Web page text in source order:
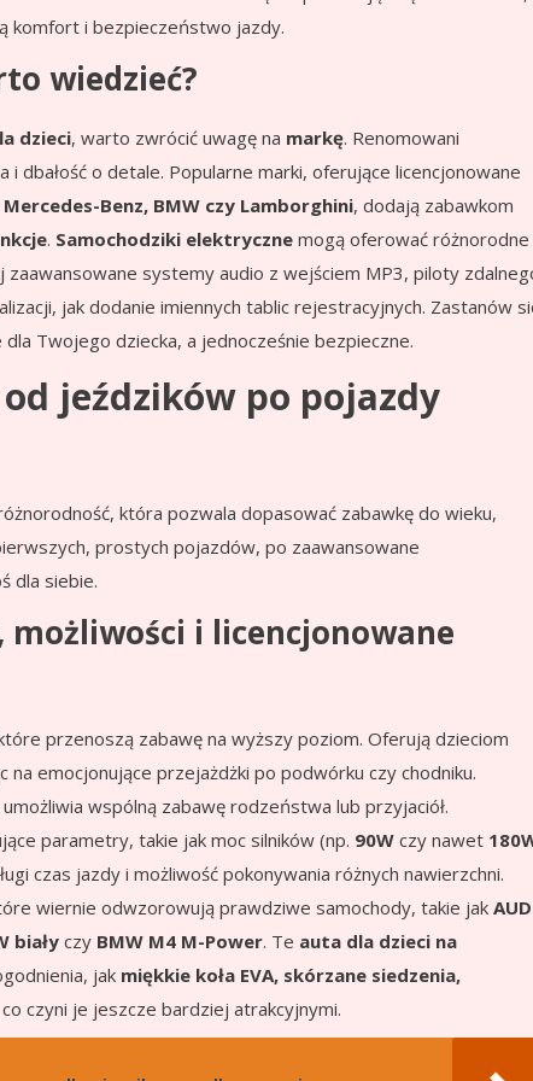
komfort i bezpieczeństwo jazdy.
wiedzieć?
dzieci, warto zwrócić uwagę na markę. Renomowani
dbałość o detale. Popularne marki, oferujące licencjonowane
Mercedes-Benz, BMW czy Lamborghini, dodają zabawkom
. Samochodziki elektryczne mogą oferować różnorodne
systemy audio z wejściem MP3, piloty
jak dodanie imiennych tablic rejestracyjnych. Zastanów
Twojego dziecka, a jednocześnie bezpieczne.
jeździków po pojazdy
która pozwala dopasować zabawkę do wieku,
prostych pojazdów, po zaawansowane
dla siebie.
i licencjonowane
przenoszą zabawę na wyższy poziom. Oferują dzieciom
emocjonujące przejażdżki po podwórku czy chodniku.
umożliwia wspólną zabawę rodzeństwa lub przyjaciół.
parametry, takie jak moc silników (np. 90W czy nawet
czas jazdy i możliwość pokonywania różnych nawierzchni.
wiernie odwzorowują prawdziwe samochody, takie jak
biały czy BMW M4 M-Power. Te auta dla dzieci na
jak miękkie koła EVA, skórzane siedzenia,
czyni je jeszcze bardziej atrakcyjnymi.